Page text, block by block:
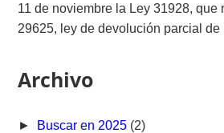
11 de noviembre la Ley 31928, que
29625, ley de devolución parcial de
Archivo
► Buscar en 2025 (2)